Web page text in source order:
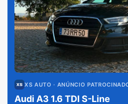
XS AUTO · ANÚNCIO
Audi A3 1.6 TDI S-Line